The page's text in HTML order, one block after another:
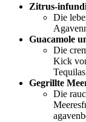
Zitrus-
Die
Guacamole
Die
Kick
Gegrillte
Die